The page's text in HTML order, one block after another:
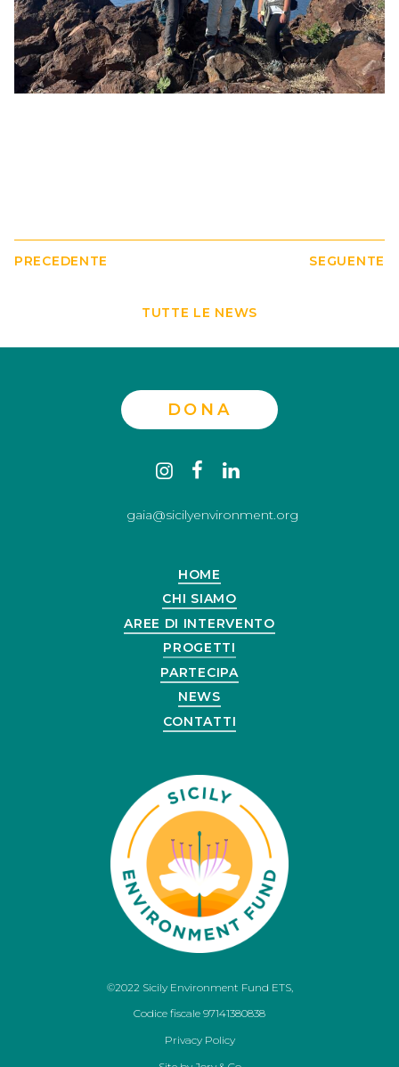
PRECEDENTE
TUTTE LE NEWS
SEGUENTE
DONA
instagram
facebook
gaia@sicilyenvironment.org
HOME
CHI SIAMO
AREE DI INTERVENTO
PROGETTI
PARTECIPA
NEWS
CONTATTI
©2022 Sicily Environment Fund ETS,
Codice fiscale 97141380838
Privacy Policy